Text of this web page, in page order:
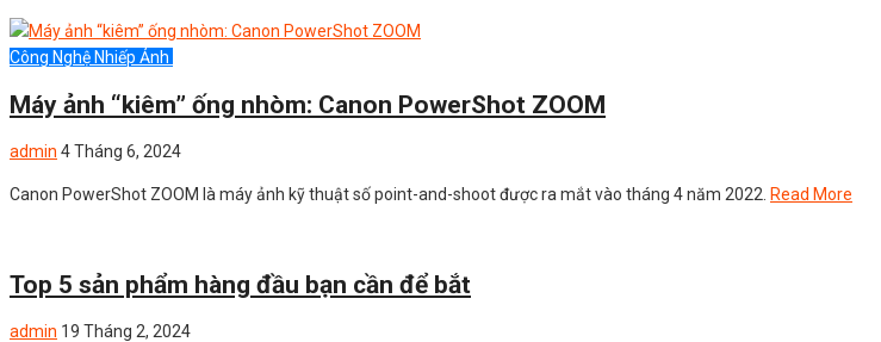
Công Nghệ Nhiếp Ảnh
Máy ảnh “kiêm” ống nhòm: Canon PowerShot ZOOM
admin 4 Tháng 6, 2024
Canon PowerShot ZOOM là máy ảnh kỹ thuật số point-and-shoot được ra mắt vào tháng 4 năm 2022. Read More
Top 5 sản phẩm hàng đầu bạn cần để bắt
admin 19 Tháng 2, 2024